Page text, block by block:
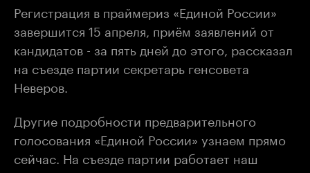
Регистрация в праймериз «Единой России»
завершится 15 апреля, приём заявлений от
кандидатов - за пять дней до этого, рассказал
на съезде партии секретарь генсовета
Неверов.
Другие подробности предварительного
голосования «Единой России» узнаем прямо
сейчас. На съезде партии работает наш